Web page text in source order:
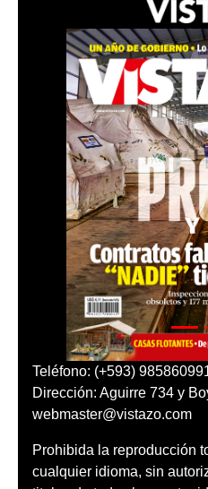
Teléfono: (+593)
Dirección: Aguirre 734 y
webmaster@vistazo.com
Prohibida la reproducción
cualquier idioma, sin